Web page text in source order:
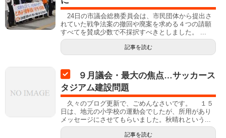
24日の市議会総務委員会は、市民団体から提出さ
れていた戦争法案の撤回や廃案を求める４つの請願
すべてを賛成少数で不採択すべきとしました。 ...
記事を読む
９月議会・最大の焦点…サッカース
タジアム建設問題
久々のブログ更新で、ごめんなさいです。 １５
日は、地元の小学校の運動会でしたが、所用があり
メッセージにさせてもらいました。秋晴れという...
記事を読む